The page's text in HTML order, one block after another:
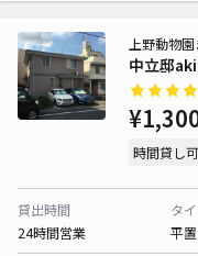
中立邸
上野動物
時間貸し可
貸出時間
24時間営業
タ
平